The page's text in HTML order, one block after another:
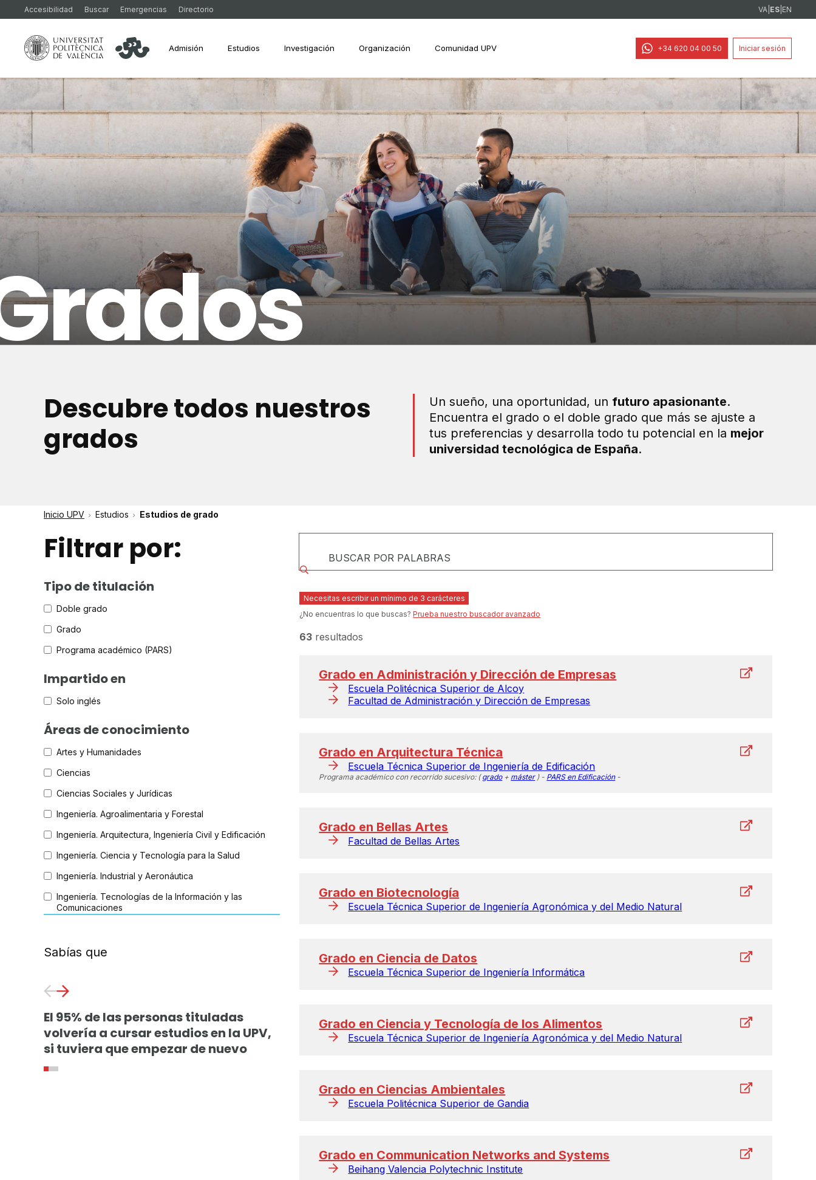
Accesibilidad Buscar Emergencias Directorio VA ES EN
Admisión Estudios Investigación Organización Comunidad UPV +34 620 04 00 50 Iniciar sesión
Descubre todos nuestros
grados
Un sueño, una oportunidad, un futuro apasionante.
Encuentra el grado o el doble grado que más se ajuste a
tus preferencias y desarrolla todo tu potencial en la mejor
universidad tecnológica de España.
Inicio UPV Estudios Estudios de grado
Filtrar por:
Tipo de titulación
Doble grado
Grado
Programa académico (PARS)
Impartido en
Solo inglés
Áreas de conocimiento
Artes y Humanidades
Ciencias
Ciencias Sociales y Jurídicas
Ingeniería. Agroalimentaria y Forestal
Ingeniería. Arquitectura, Ingeniería Civil y Edificación
Ingeniería. Ciencia y Tecnología para la Salud
Ingeniería. Industrial y Aeronáutica
Ingeniería. Tecnologías de la Información y las
Comunicaciones
Sabías que
El 95% de las personas tituladas
volvería a cursar estudios en la UPV,
si tuviera que empezar de nuevo
El 88% del alumnado de grado que se
presenta a los exámenes aprueba a
Más de 1.000 universidades de 92
países tienen convenio con la UPV
BUSCAR POR PALABRAS
Necesitas escribir un mínimo de 3 carácteres
¿No encuentras lo que buscas?Prueba nuestro buscador avanzado
63 resultados
Grado en Administración y Dirección de Empresas
Escuela Politécnica Superior de Alcoy
Facultad de Administración y Dirección de Empresas
Grado en Arquitectura Técnica
Escuela Técnica Superior de Ingeniería de Edificación
Programa académico con recorrido sucesivo: (grado+ máster) - PARS en Edificación-
Grado en Bellas Artes
Facultad de Bellas Artes
Grado en Biotecnología
Escuela Técnica Superior de Ingeniería Agronómica y del Medio Natural
Grado en Ciencia de Datos
Escuela Técnica Superior de Ingeniería Informática
Grado en Ciencia y Tecnología de los Alimentos
Escuela Técnica Superior de Ingeniería Agronómica y del Medio Natural
Grado en Ciencias Ambientales
Escuela Politécnica Superior de Gandia
Grado en Communication Networks and Systems
Beihang Valencia Polytechnic Institute